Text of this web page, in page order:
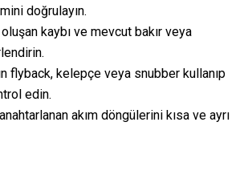
doğrulayın.
kaybı ve mevcut bakır veya
flyback, kelepçe veya snubber kullanıp
edin.
akım döngülerini kısa ve ayrı